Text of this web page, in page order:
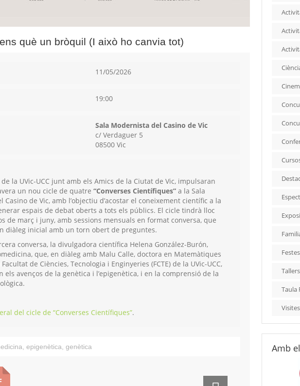
què un bròquil (I això ho canvia tot)
11/05/2026
19:00
Sala Modernista del Casino de Vic
c/ Verdaguer 5
08500 Vic
de la UVic-UCC junt amb els Amics de la Ciutat de Vic, impulsaran
un nou cicle de quatre “Converses Científiques” a la Sala
Casino de Vic, amb l’objectiu d’acostar el coneixement científic a la
espais de debat oberts a tots els públics. El cicle tindrà lloc
de març i juny, amb sessions mensuals en format conversa, que
diàleg inicial amb un torn obert de preguntes.
conversa, la divulgadora científica Helena González-Burón,
que, en diàleg amb Malu Calle, doctora en Matemàtiques
de Ciències, Tecnologia i Enginyeries (FCTE) de la UVic-UCC,
els avenços de la genètica i l’epigenètica, i en la comprensió de la
del cicle de “Converses Científiques”.
, epigenètica, genètica
Tallers
Taula
Visites
Amb